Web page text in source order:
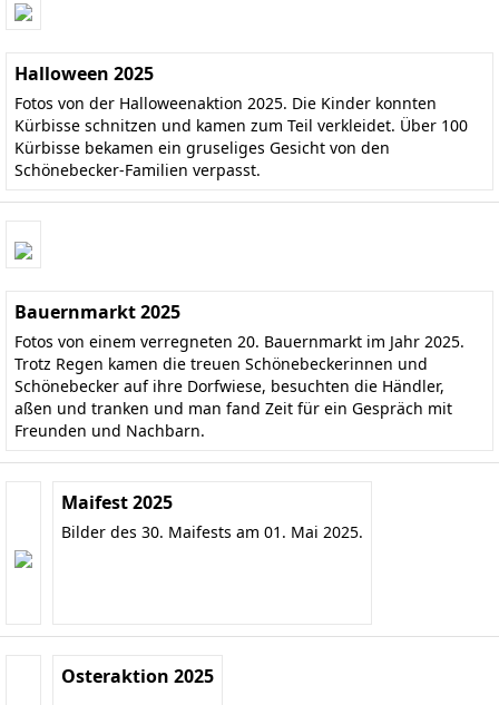
Halloween 2025
Fotos von der Halloweenaktion 2025. Die Kinder konnten
Kürbisse schnitzen und kamen zum Teil verkleidet. Über 100
Kürbisse bekamen ein gruseliges Gesicht von den
Schönebecker-Familien verpasst.
Bauernmarkt 2025
Fotos von einem verregneten 20. Bauernmarkt im Jahr 2025.
Trotz Regen kamen die treuen Schönebeckerinnen und
Schönebecker auf ihre Dorfwiese, besuchten die Händler,
aßen und tranken und man fand Zeit für ein Gespräch mit
Freunden und Nachbarn.
Maifest 2025
Bilder des 30. Maifests am 01. Mai 2025.
Osteraktion 2025